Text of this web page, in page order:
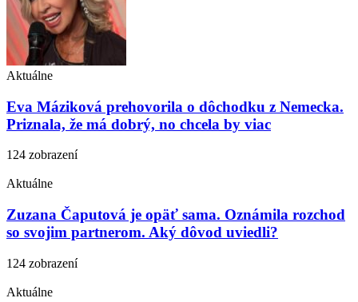
Aktuálne
Eva Máziková prehovorila o dôchodku z Nemecka.
Priznala, že má dobrý, no chcela by viac
124 zobrazení
Aktuálne
Zuzana Čaputová je opäť sama. Oznámila rozchod
so svojim partnerom. Aký dôvod uviedli?
124 zobrazení
Aktuálne